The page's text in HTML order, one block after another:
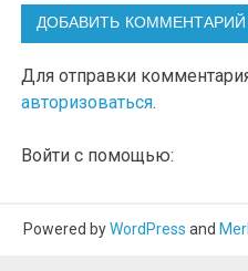
ДОБАВИТЬ КОММЕНТАРИЙ
Для отправки
авторизоваться.
Войти с помощью:
Powered byWordPress and